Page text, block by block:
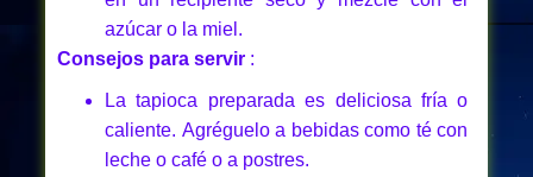
azúcar o la miel.
Consejos para servir :
La tapioca preparada es deliciosa fría o
caliente. Agréguelo a bebidas como té con
leche o café o a postres.